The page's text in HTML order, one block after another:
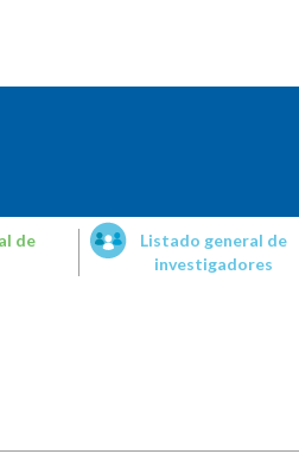
de
Listado general de
investigadores